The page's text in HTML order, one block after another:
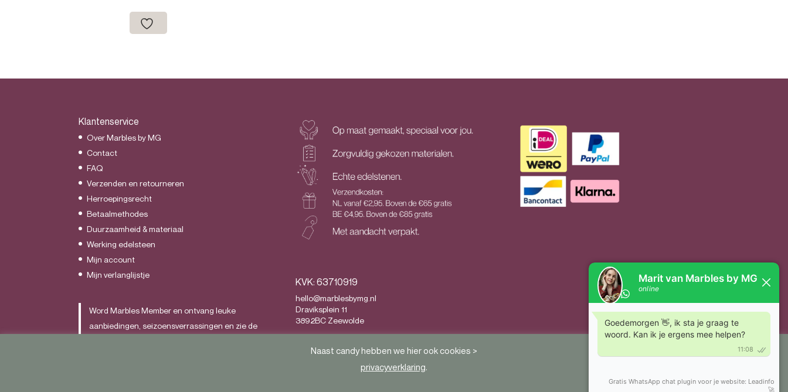
Klantenservice
Over Marbles by MG
Contact
FAQ
Verzenden en retourneren
Herroepingsrecht
Betaalmethodes
Duurzaamheid & materiaal
Werking edelsteen
Mijn account
Mijn verlanglijstje
Word Marbles Member en ontvang leuke
aanbiedingen, seizoensverrassingen en zie de
KVK: 63710919
hello@marblesbymg.nl
Draviksplein 11
3892BC Zeewolde
Naast candy hebben we hier ook cookies >
privacyverklaring.